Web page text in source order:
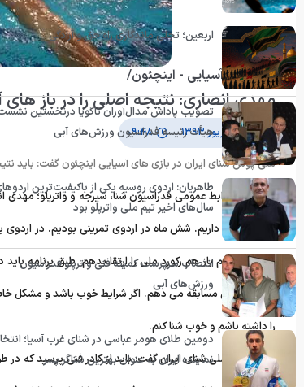
بازی های آسیایی - اینچئون/
مهدی انصاری: نتیجه اصلی را در باز
۲۷ شهریور ۱۳۹۳ ۰۹:۴۸
ملی پوش شنای ایران در بازی های آسیایی اینچئون گفت: باید
به گزارش روابط عمومی فدراسیون شنا، شیرجه و واترپلو؛
ایده آلی قرار داریم. شش ماه در اردوی تمرینی بودیم. در
را داشته باشم و خوب شنا کنم.
بازیکن تیم ملی شنای ایران گفت:باید از کادر فنی پرسید که در
اربعین؛ تجلی ماندگاری راه حق و آزادگی
تصویب پاداش مدال‌آوران ناگویا درنخستین
هیأت رئیسه فدراسیون ورزش‌های آبی
طاهریان: اردوی روسیه یکی از باکیفیت‌ترین
سال‌های اخیر تیم ملی واترپلو بود
انتصاب سرپرست کمیته فنی واترپلو فدراسیون
ورزش‌های آبی
دومین طلای هومر عباسی در شنای غرب آسیا؛
نماینده ایران به عنوان بهترین شناگر پسر